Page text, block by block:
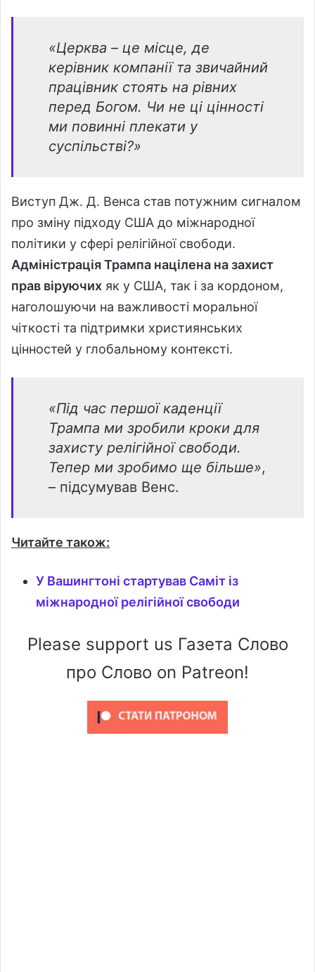
«Церква – це місце, де
керівник компанії та звичайний
працівник стоять на рівних
перед Богом. Чи не ці цінності
ми повинні плекати у
суспільстві?»
Виступ Дж. Д. Венса став потужним сигналом
про зміну підходу США до міжнародної
політики у сфері релігійної свободи.
Адміністрація Трампа націлена на захист
прав віруючих як у США, так і за кордоном,
наголошуючи на важливості моральної
чіткості та підтримки християнських
цінностей у глобальному контексті.
«Під час першої каденції
Трампа ми зробили кроки для
захисту релігійної свободи.
Тепер ми зробимо ще більше»,
– підсумував Венс.
Читайте також:
У Вашингтоні стартував Саміт із
міжнародної релігійної свободи
Please support us Газета Слово
про Слово on Patreon!